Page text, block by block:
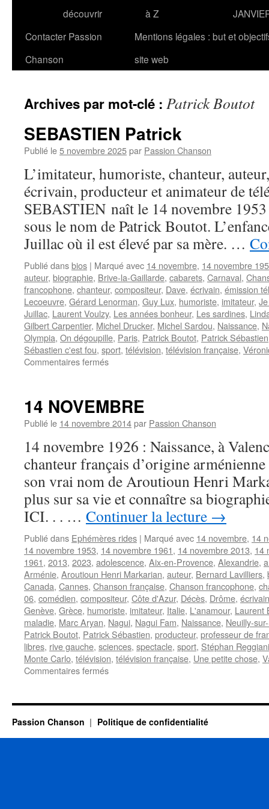
découvrir
à Z
Contacter Passion
Chanson
Mentions légales : but et
site web
Archives par mot-clé : Patrick Boutot
SEBASTIEN Patrick
Publié le5 novembre 2025par Passion Chanson
L’imitateur, humoriste, chanteur,
écrivain, producteur et animateur de
SEBASTIEN naît le 14 novembre
sous le nom de Patrick Boutot.
Juillac où il est élevé par sa mère. …
Publié dansbios | Marqué avec 14 novembre, 14 novembre
auteur, biographie, Brive-la-Gaillarde, cabarets, Carnaval,
francophone, chanteur, compositeur, Dave, écrivain, émission
Lecoeuvre, Gérard Lenorman, Guy Lux, humoriste, imitateur,
Juillac, Laurent Voulzy, Les années bonheur, Les sardines,
Gilbert Carpentier, Michel Drucker, Michel Sardou, Naissance,
Olympia, On dégoupille, Paris, Patrick Boutot, Patrick Sébastien
Sébastien c'est fou, sport, télévision, télévision française,
Commentaires ferméssur
14 NOVEMBRE
Publié le 14 novembre 2014par Passion Chanson
14 novembre 1926 : Naissance, à
chanteur français d’origine
son vrai nom de Aroutioun Henri
plus sur sa vie et connaître sa
ICI. . . … Continuer la lecture →
Publié dans Ephémères rides | Marqué avec 14 novembre, 14
14 novembre 1953, 14 novembre 1961, 14 novembre 2013, 14
1961, 2013, 2023, adolescence, Aix-en-Provence, Alexandrie,
Arménie, Aroutioun Henri Markarian, auteur, Bernard Lavilliers,
Canada, Cannes, Chanson française, Chanson francophone,
06, comédien, compositeur, Côte d'Azur, Décès, Drôme, écrivain
Genève, Grèce, humoriste, imitateur, Italie, L'anamour, Laurent
maladie, Marc Aryan, Nagui, Nagui Fam, Naissance, Neuilly-
Patrick Boutot, Patrick Sébastien, producteur, professeur de
libres, rive gauche, sciences, spectacle, sport, Stéphan Reggiani
Monte Carlo, télévision, télévision française, Une petite chose,
Commentaires ferméssur
Passion Chanson Politique de confidentialité